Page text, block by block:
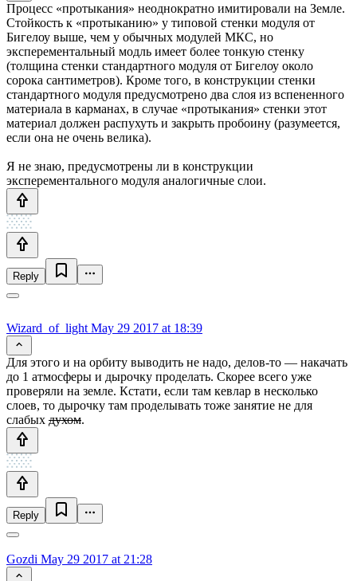
Процесс «протыкания» неоднократно имитировали на Земле.
Стойкость к «протыканию» у типовой стенки модуля от
Бигелоу выше, чем у обычных модулей МКС, но
эксперементальный модль имеет более тонкую стенку
(толщина стенки стандартного модуля от Бигелоу около
сорока сантиметров). Кроме того, в конструкции стенки
стандартного модуля предусмотрено два слоя из вспененного
материала в карманах, в случае «протыкания» стенки этот
материал должен распухуть и закрыть пробоину (разумеется,
если она не очень велика).
Я не знаю, предусмотрены ли в конструкции
эксперементального модуля аналогичные слои.
Reply
Wizard_of_light May 29 2017 at 18:39
Для этого и на орбиту выводить не надо, делов-то — накачать
до 1 атмосферы и дырочку проделать. Скорее всего уже
проверяли на земле. Кстати, если там кевлар в несколько
слоев, то дырочку там проделывать тоже занятие не для
слабых духом.
Reply
Gozdi May 29 2017 at 21:28